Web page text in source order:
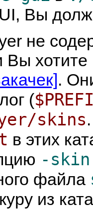
Вы
не
Вы
.
(
skins
в этих
-
файла
из